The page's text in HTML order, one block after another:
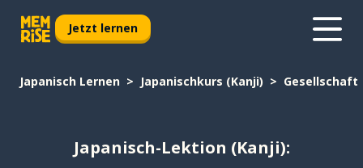
Jetzt lernen
Japanisch Lernen Japanischkurs (Kanji) Gesellschaft
Japanisch-Lektion (Kanji):